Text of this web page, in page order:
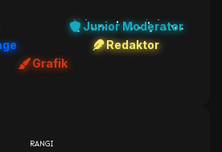
Junior Moderator
Redaktor
Grafik
RANGI